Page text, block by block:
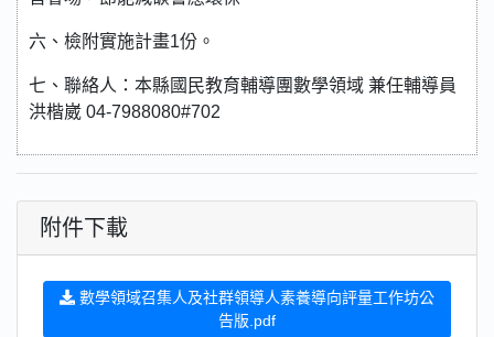
六、檢附實施計畫1份。
七、聯絡人：本縣國民教育輔導團數學領域 兼任輔導員
洪楷崴 04-7988080#702
附件下載
數學領域召集人及社群領導人素養導向評量工作坊公
告版.pdf